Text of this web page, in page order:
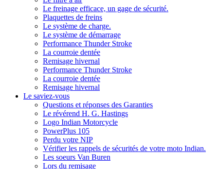
Le freinage efficace, un gage de sécurité.
Plaquettes de freins
Le système de charge.
Le système de démarrage
Performance Thunder Stroke
La courroie dentée
Remisage hivernal
Performance Thunder Stroke
La courroie dentée
Remisage hivernal
Le saviez-vous
Questions et réponses des Garanties
Le révérend H. G. Hastings
Logo Indian Motorcycle
PowerPlus 105
Perdu votre NIP
Vérifier les rappels de sécurités de votre moto Indian.
Les soeurs Van Buren
Lors du remisage